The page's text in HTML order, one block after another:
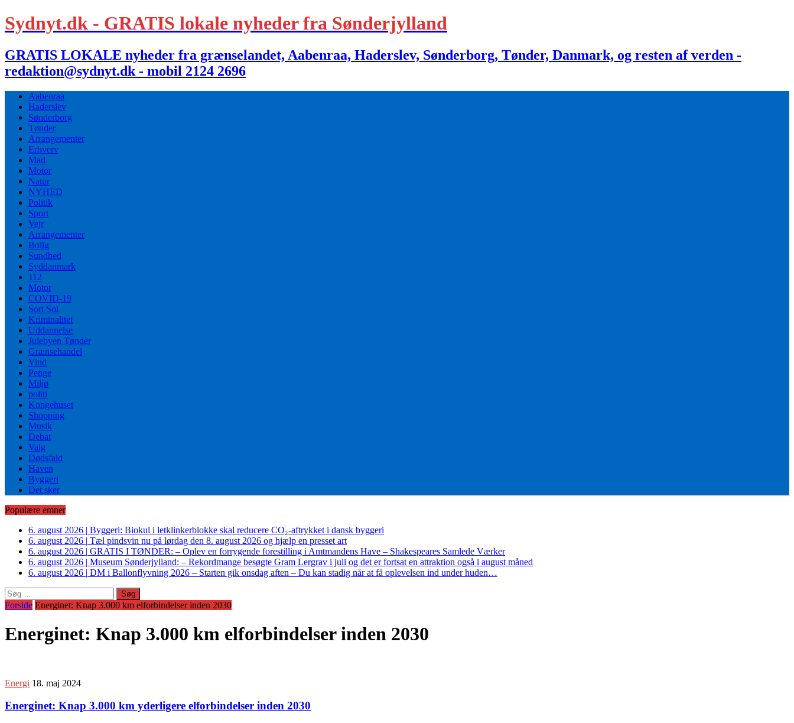
Sydnyt.dk - GRATIS lokale nyheder fra Sønderjylland
GRATIS LOKALE nyheder fra grænselandet, Aabenraa, Haderslev, Sønderborg, Tønder, Danmark, og resten af verden -
redaktion@sydnyt.dk - mobil 2124 2696
Aabenraa
Haderslev
Sønderborg
Tønder
Arrangementer
Erhverv
Mad
Motor
Natur
NYHED
Politik
Sport
Vejr
Arrangementer
Bolig
Sundhed
Syddanmark
112
Motor
COVID-19
Sort Sol
Kriminalitet
Uddannelse
Julebyen Tønder
Grænsehandel
Vind
Penge
Miljø
politi
Kongehuset
Shopping
Musik
Debat
Valg
Dødsfald
Haven
Byggeri
Det sker
Populære emner
6. august 2026 | Byggeri: Biokul i letklinkerblokke skal reducere CO₂-aftrykket i dansk byggeri
6. august 2026 | Tæl pindsvin nu på lørdag den 8. august 2026 og hjælp en presset art
6. august 2026 | GRATIS I TØNDER: – Oplev en forrygende forestilling i Amtmandens Have – Shakespeares Samlede Værker
6. august 2026 | Museum Sønderjylland: – Rekordmange besøgte Gram Lergrav i juli og det er fortsat en attraktion også i august måned
6. august 2026 | DM i Ballonflyvning 2026 – Starten gik onsdag aften – Du kan stadig når at få oplevelsen ind under huden…
Søg
efter:
Forside Energinet: Knap 3.000 km elforbindelser inden 2030
Energinet: Knap 3.000 km elforbindelser inden 2030
Energi 18. maj 2024
Energinet: Knap 3.000 km yderligere elforbindelser inden 2030